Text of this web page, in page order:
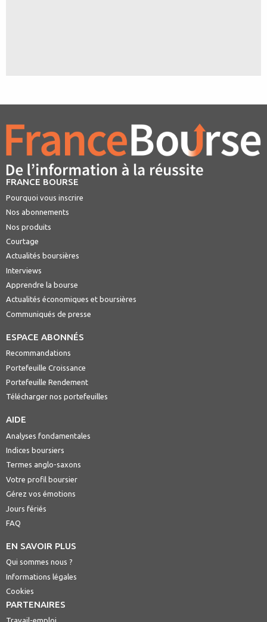
FRANCE BOURSE
Pourquoi vous inscrire
Nos abonnements
Nos produits
Courtage
Actualités boursières
Interviews
Apprendre la bourse
Actualités économiques et boursières
Communiqués de presse
ESPACE ABONNÉS
Recommandations
Portefeuille Croissance
Portefeuille Rendement
Télécharger nos portefeuilles
AIDE
Analyses fondamentales
Indices boursiers
Termes anglo-saxons
Votre profil boursier
Gérez vos émotions
Jours fériés
FAQ
EN SAVOIR PLUS
Qui sommes nous ?
Informations légales
Cookies
PARTENAIRES